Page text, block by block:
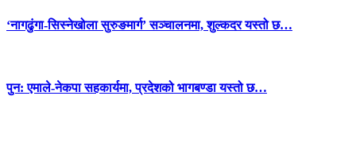
‘नागढुंगा-सिस्नेखोला सुरुङमार्ग’ सञ्चालनमा, शुल्कदर यस्तो छ…
पुन: एमाले-नेकपा सहकार्यमा, प्रदेशको भागबण्डा यस्तो छ…